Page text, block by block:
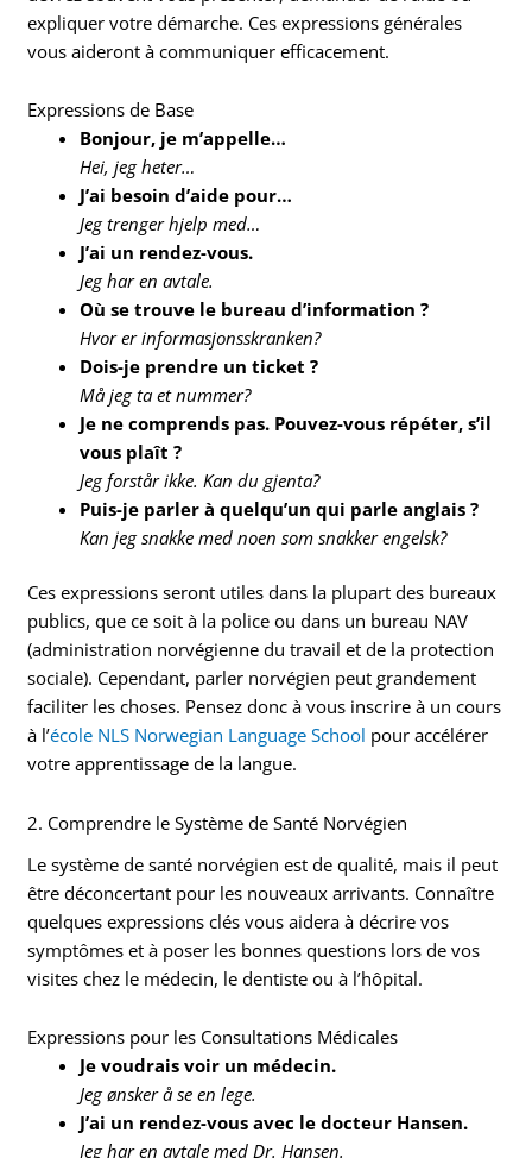
expliquer votre démarche. Ces expressions générales
vous aideront à communiquer efficacement.
Expressions de Base
Bonjour, je m’appelle…
Hei, jeg heter…
J’ai besoin d’aide pour…
Jeg trenger hjelp med…
J’ai un rendez-vous.
Jeg har en avtale.
Où se trouve le bureau d’information ?
Hvor er informasjonsskranken?
Dois-je prendre un ticket ?
Må jeg ta et nummer?
Je ne comprends pas. Pouvez-vous répéter, s’il
vous plaît ?
Jeg forstår ikke. Kan du gjenta?
Puis-je parler à quelqu’un qui parle anglais ?
Kan jeg snakke med noen som snakker engelsk?
Ces expressions seront utiles dans la plupart des bureaux
publics, que ce soit à la police ou dans un bureau NAV
(administration norvégienne du travail et de la protection
sociale). Cependant, parler norvégien peut grandement
faciliter les choses. Pensez donc à vous inscrire à un cours
à l’école NLS Norwegian Language School pour accélérer
votre apprentissage de la langue.
2. Comprendre le Système de Santé Norvégien
Le système de santé norvégien est de qualité, mais il peut
être déconcertant pour les nouveaux arrivants. Connaître
quelques expressions clés vous aidera à décrire vos
symptômes et à poser les bonnes questions lors de vos
visites chez le médecin, le dentiste ou à l’hôpital.
Expressions pour les Consultations Médicales
Je voudrais voir un médecin.
Jeg ønsker å se en lege.
J’ai un rendez-vous avec le docteur Hansen.
Jeg har en avtale med Dr. Hansen.